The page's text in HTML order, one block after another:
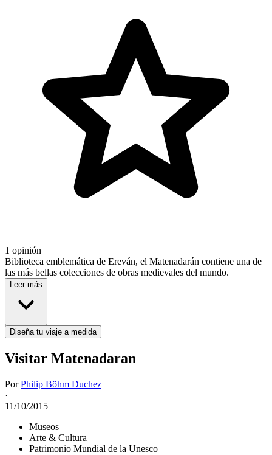
1 opinión
Biblioteca emblemática de Ereván, el Matenadarán contiene una de
las más bellas colecciones de obras medievales del mundo.
Leer más
Diseña tu viaje a medida
Visitar Matenadaran
PorPhilip Böhm Duchez
·
11/10/2015
Museos
Arte & Cultura
Patrimonio Mundial de la Unesco